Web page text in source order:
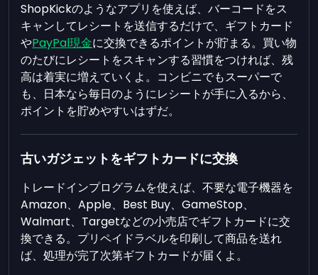
ShopKickのようなアプリを使えば、バーコードをス
キャンしてレシートを送信するだけで、ギフトカード
やPayPal現金に交換できるポイントが貯まる。買い物
のたびにレシートをスキャンする習慣をつければ、残
高は着実に増えていくよ。コンビニでもスーパーで
も、日本なら毎日のようにレシートが手に入るから、
ポイントを貯めやすいはずだ。
古いガジェットをギフトカードに交換
トレードインプログラムを使えば、不要な電子機器を
Amazon、Apple、Best Buy、GameStop、
Walmart、Targetなどの小売店でギフトカードに交
換できる。プリペイドラベルを印刷して商品を送れ
ば、処理が完了次第ギフトカードが届くよ。